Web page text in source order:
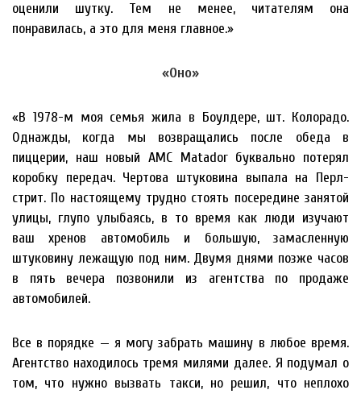
оценили шутку. Тем не менее, читателям она
понравилась, а это для меня главное.»
«Оно»
«В 1978-м моя семья жила в Боулдере, шт. Колорадо.
Однажды, когда мы возвращались после обеда в
пиццерии, наш новый AMC Matador буквально потерял
коробку передач. Чертова штуковина выпала на Перл-
стрит. По настоящему трудно стоять посередине занятой
улицы, глупо улыбаясь, в то время как люди изучают
ваш хренов автомобиль и большую, замасленную
штуковину лежащую под ним. Двумя днями позже часов
в пять вечера позвонили из агентства по продаже
автомобилей.
Все в порядке — я могу забрать машину в любое время.
Агентство находилось тремя милями далее. Я подумал о
том, что нужно вызвать такси, но решил, что неплохо